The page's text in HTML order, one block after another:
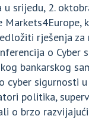
u srijedu, 2.
Markets4Europe,
rješenja
o Cyber
bankarskog
cyber sigurnosti
politika,
o brzo